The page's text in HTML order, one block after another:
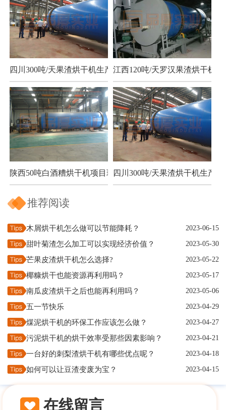
四川300吨/天果渣烘干机生产现场江西120吨/天罗汉果渣烘干机项
陕西50吨白酒糟烘干机项目现场四川300吨/天果渣烘干机生产现
推荐阅读
木屑烘干机怎么做可以节能降耗？ 2023-06-15
甜叶菊渣怎么加工可以实现经济价值？ 2023-05-30
芒果皮渣烘干机怎么选择? 2023-05-22
椰糠烘干也能资源再利用吗？ 2023-05-17
南瓜皮渣烘干之后也能再利用吗？ 2023-05-06
五一节快乐 2023-04-29
煤泥烘干机的环保工作应该怎么做？ 2023-04-27
污泥烘干机的烘干效率受那些因素影响？ 2023-04-21
一台好的刺梨渣烘干机有哪些优点呢？ 2023-04-18
如何可以让豆渣变废为宝？ 2023-04-15
在线留言